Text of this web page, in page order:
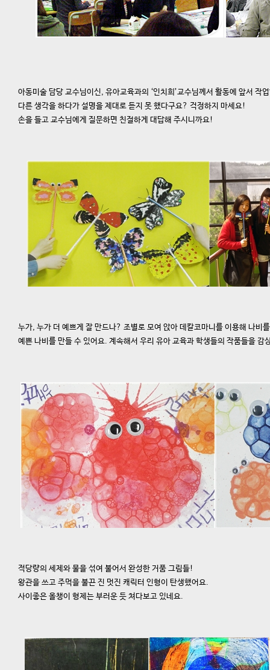
아동미술 담당 교수님이신, 유아교육과의 ‘인치희’교수님께서 활동에 앞서 작
다른 생각을 하다가 설명을 제대로 듣지 못 했다구요? 걱정하지 마세요!
손을 들고 교수님에게 질문하면 친절하게 대답해 주시니까요!
누가, 누가 더 예쁘게 잘 만드나? 조별로 모여 앉아 데칼코마니를 이용해 나비
예쁜 나비를 만들 수 있어요. 계속해서 우리 유아 교육과 학생들의 작품들을 감
적당량의 세제와 물을 섞여 불어서 완성한 거품 그림들!
왕관을 쓰고 주먹을 불끈 진 멋진 캐릭터 인형이 탄생했어요.
사이좋은 올챙이 형제는 부러운 듯 쳐다보고 있네요.